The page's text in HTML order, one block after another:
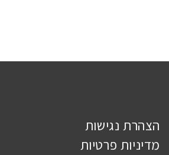
הצהרת נגישות
מדיניות פרטיות